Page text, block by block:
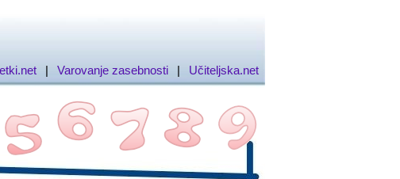
| Varovanje zasebnosti | Učiteljska.net